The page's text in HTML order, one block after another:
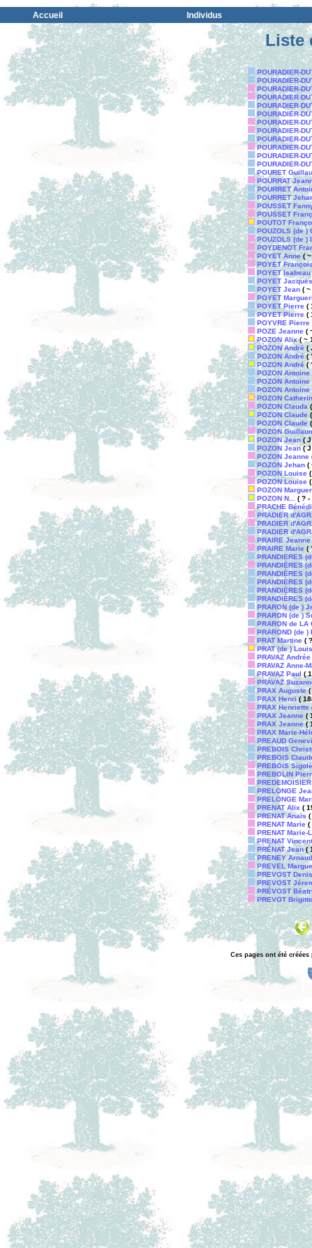
Accueil Individus
Liste
POURADIER-
POURADIER-
POURADIER-
POURADIER-
POURADIER-
POURADIER-
POURADIER-
POURADIER-
POURADIER-
POURADIER-
POURADIER-
POURADIER-
POURET
POURRAT
POURRET
POURRET
POUSSET
POUSSET
POUTOT
POUZOLS (de )
POUZOLS (de )
POYDENOT
POYET Anne (
POYET
POYET Isabeau
POYET Jacques
POYET Jean( ~
POYET
POYET Pierre(
POYET Pierre(
POYVRE Pierre
POZE Jeanne(
POZON Alix( ~
POZON André(
POZON André(
POZON André(
POZON Antoine
POZON Antoine
POZON Antoine
POZON
POZON Clauda(
POZON Claude(
POZON Claude(
POZON
POZON Jean( J
POZON Jean( J
POZON Jeanne
POZON Jehan(
POZON Louise(
POZON Louise(
POZON
POZON N...
( ? -
PRACHE
PRADIER
PRADIER
PRADIER
PRAIRE Jeanne
PRAIRE Marie(
PRANDIERES
PRANDIÈRES
PRANDIÈRES
PRANDIÈRES
PRANDIÈRES
PRANDIÈRES
PRARON (de )
PRARON (de )
PRARON de LA
PRAROND (de
PRAT Martine(
PRAT (de )
PRAVAZ Andrée
PRAVAZ Anne-
PRAVAZ Paul(
PRAVAZ
PRAX Auguste(
PRAX Henri(
PRAX Henriette
PRAX Jeanne(
PRAX Jeanne(
PRAX Marie-
PREAUD
PREBOIS
PREBOIS
PREBOIS
PREBOLIN
PRELONGE
PRELONGE
PRENAT Alix (
PRENAT Anaïs (
PRENAT Marie(
PRENAT Marie-
PRENAT Vincent
PRÉNAT Jean(
PRENEY Arnaud
PREVEL
PREVOST Denis
PREVOST
PRÉVOST
PREVOT Brigitte
Ces pages ont été